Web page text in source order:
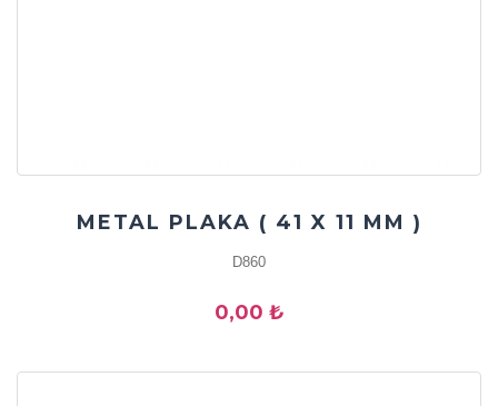
METAL PLAKA ( 41 X 11 MM )
D860
0,00 ₺